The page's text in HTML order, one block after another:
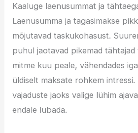
Kaaluge laenusummat ja
Laenusumma ja tagasimakse
mõjutavad taskukohasust.
puhul jaotavad pikemad tähtajad
mitme kuu peale, vähendades
üldiselt maksate rohkem intressi.
vajaduste jaoks valige lühim
endale lubada.